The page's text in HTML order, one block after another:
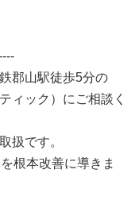
郡山駅徒歩5分の
ィック）にご相談く
扱です。
根本改善に導きま